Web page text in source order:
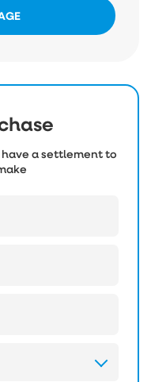
have a settlement to